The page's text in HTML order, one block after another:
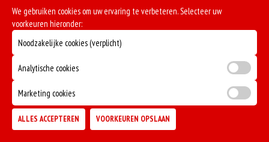
We gebruiken cookies om uw ervaring te verbeteren. Selecteer uw
voorkeuren hieronder:
Noodzakelijke cookies (verplicht)
Analytische cookies
Marketing cookies
ALLES ACCEPTEREN VOORKEUREN OPSLAAN